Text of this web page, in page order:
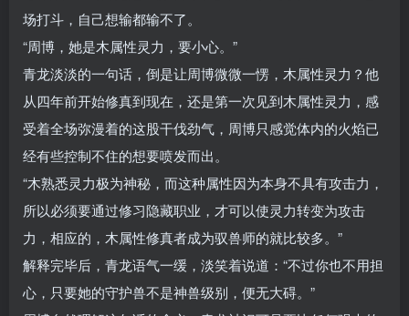
场打斗，自己想输都输不了。
“周博，她是木属性灵力，要小心。”
青龙淡淡的一句话，倒是让周博微微一愣，木属性灵力？他
从四年前开始修真到现在，还是第一次见到木属性灵力，感
受着全场弥漫着的这股干伐劲气，周博只感觉体内的火焰已
经有些控制不住的想要喷发而出。
“木熟悉灵力极为神秘，而这种属性因为本身不具有攻击力，
所以必须要通过修习隐藏职业，才可以使灵力转变为攻击
力，相应的，木属性修真者成为驭兽师的就比较多。”
解释完毕后，青龙语气一缓，淡笑着说道：“不过你也不用担
心，只要她的守护兽不是神兽级别，便无大碍。”